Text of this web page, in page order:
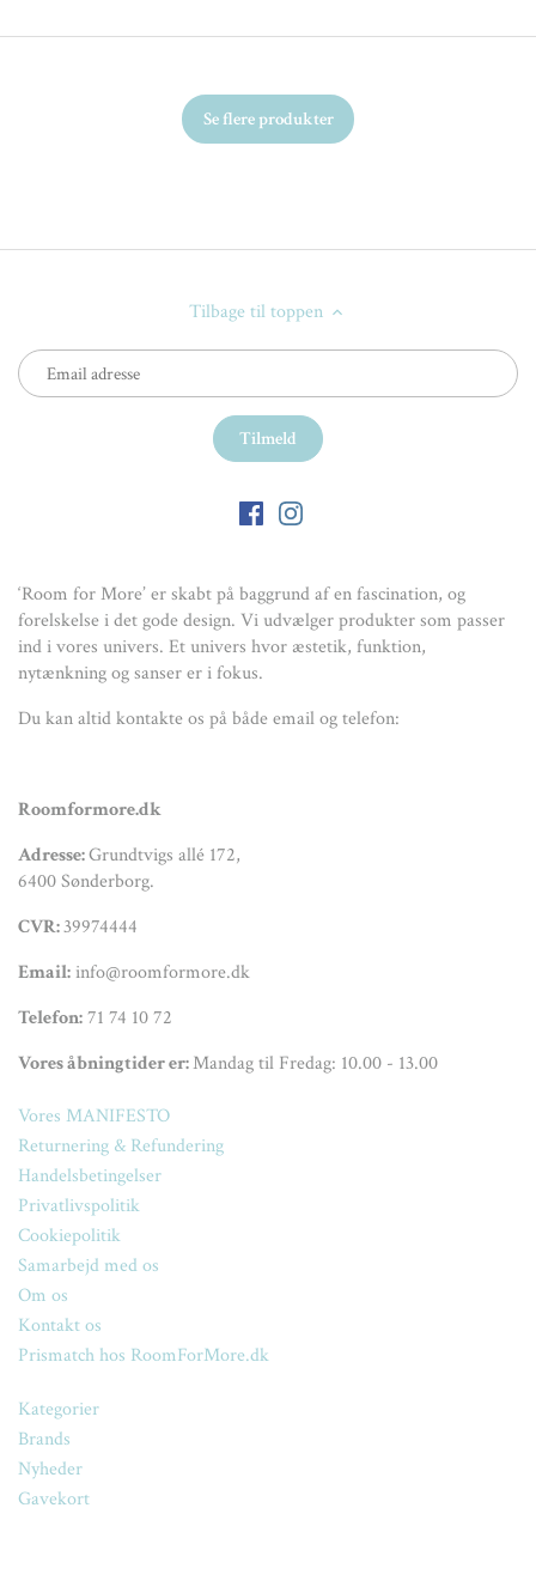
Se flere produkter
Tilbage til toppen
‘Room for More’ er skabt på baggrund af en fascination, og
forelskelse i det gode design. Vi udvælger produkter som passer
ind i vores univers. Et univers hvor æstetik, funktion,
nytænkning og sanser er i fokus.
Du kan altid kontakte os på både email og telefon:
Roomformore.dk
Adresse:Grundtvigs allé 172,
6400 Sønderborg.
CVR:39974444
Email:info@roomformore.dk
Telefon:71 74 10 72
Vores åbningtider er:Mandag til Fredag: 10.00 - 13.00
Vores MANIFESTO
Returnering & Refundering
Handelsbetingelser
Privatlivspolitik
Cookiepolitik
Samarbejd med os
Om os
Kontakt os
Prismatch hos RoomForMore.dk
Kategorier
Brands
Nyheder
Gavekort